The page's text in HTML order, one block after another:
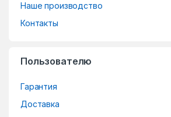
Наше производство
Контакты
Пользователю
Гарантия
Доставка